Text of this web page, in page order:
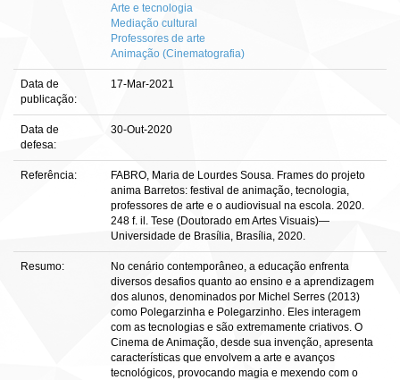
Arte e tecnologia
Mediação cultural
Professores de arte
Animação (Cinematografia)
Data de
publicação:
17-Mar-2021
Data de
defesa:
30-Out-2020
Referência:
FABRO, Maria de Lourdes Sousa. Frames do projeto
anima Barretos: festival de animação, tecnologia,
professores de arte e o audiovisual na escola. 2020.
248 f. il. Tese (Doutorado em Artes Visuais)—
Universidade de Brasília, Brasília, 2020.
Resumo:
No cenário contemporâneo, a educação enfrenta
diversos desafios quanto ao ensino e a aprendizagem
dos alunos, denominados por Michel Serres (2013)
como Polegarzinha e Polegarzinho. Eles interagem
com as tecnologias e são extremamente criativos. O
Cinema de Animação, desde sua invenção, apresenta
características que envolvem a arte e avanços
tecnológicos, provocando magia e mexendo com o